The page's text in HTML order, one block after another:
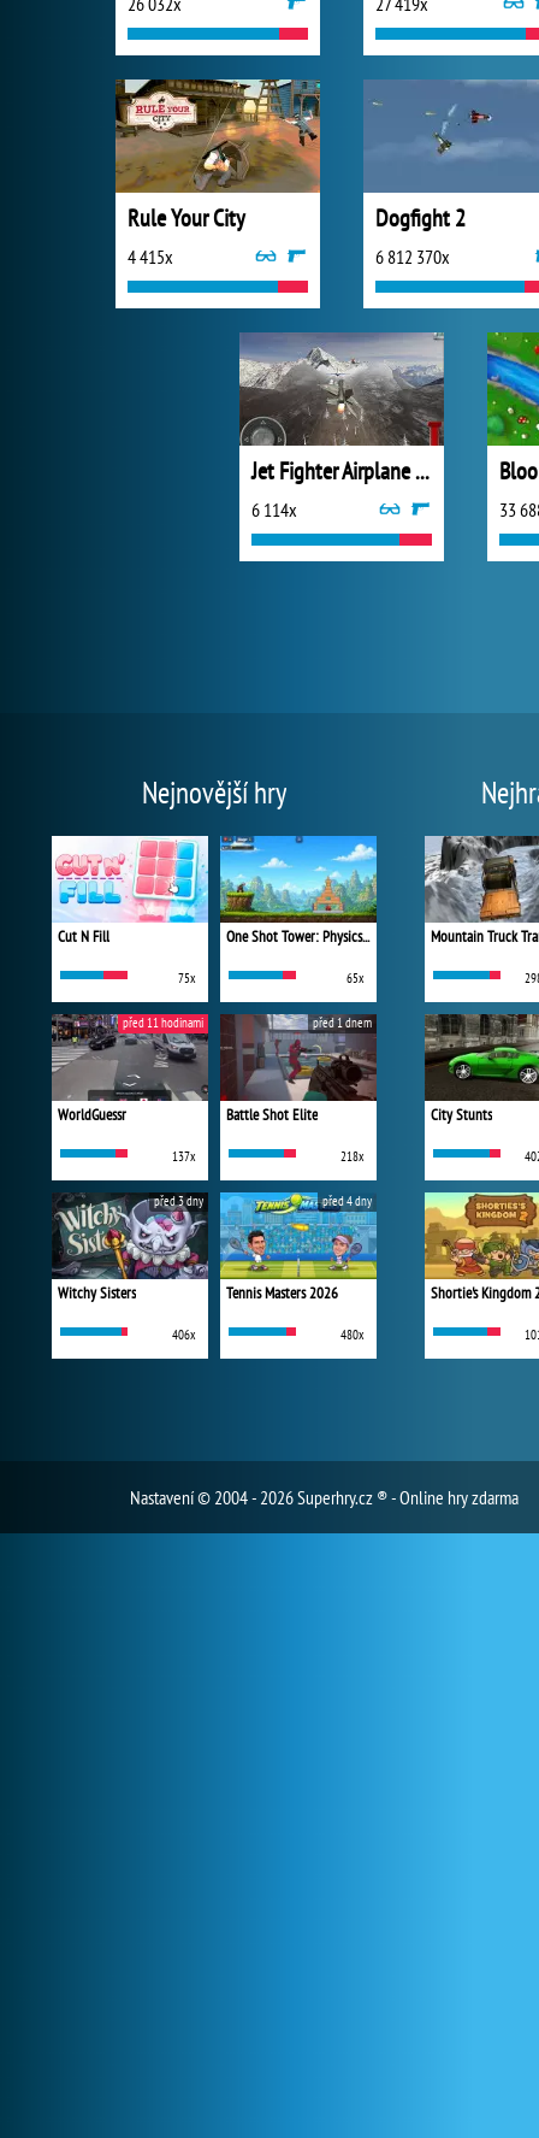
Rule Your City
4 415x
Dogfight 2
6 812 370x
Jet Fighter Airplane Racing
6 114x 33
Nejnovější hry
Cut N Fill
75x
One Shot Tower: Physics Destroyer
65x
WorldGuessr
137x
před 11 hodinami
Battle Shot Elite
218x
před 1 dnem
Witchy Sisters
406x
před 3 dny
Tennis Masters 2026
480x
před 4 dny
Mountain Truck
City Stunts
Shortie's Kingdom
Nastavení© 2004 - 2026 Superhry.cz ® - Online hry zdarma